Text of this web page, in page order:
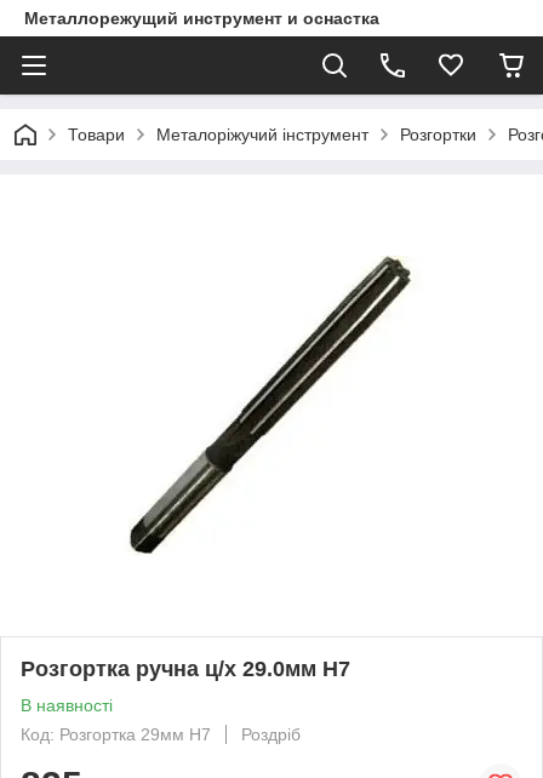
Металлорежущий инструмент и оснастка
Товари Металоріжучий інструмент Розгортки
Розгортка ручна ц/х 29.0мм H7
В наявності
Код: Розгортка 29мм Н7
Роздріб